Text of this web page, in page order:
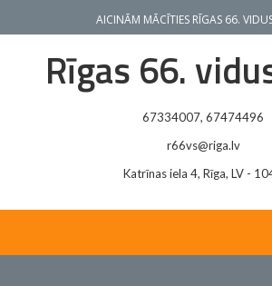
AICINĀM MĀCĪTIES RĪGAS 66.
Rīgas 66.
67334007, 67474496
r66vs@riga.lv
Katrīnas iela 4, Rīga, LV -